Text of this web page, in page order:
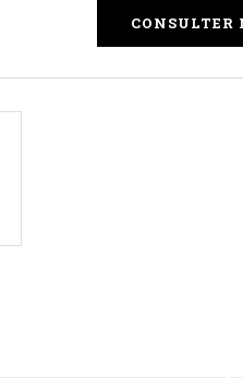
CONSULTER